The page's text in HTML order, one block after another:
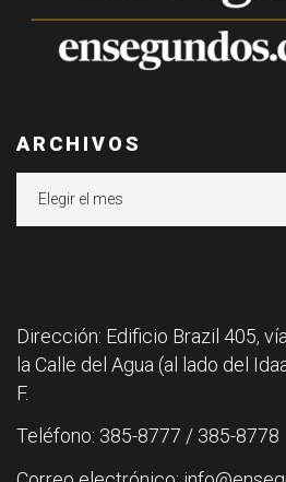
ARCHIVOS
Dirección: Edificio Brazil 405,
la Calle del Agua (al lado del
F.
Teléfono: 385-8777 / 385-8778